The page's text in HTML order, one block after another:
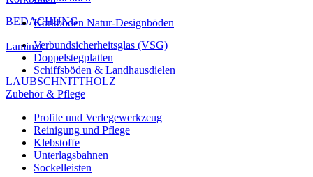
BEDACHUNG
Verbundsicherheitsglas (VSG)
Doppelstegplatten
LAUBSCHNITTHOLZ
Korkböden Natur-Designböden
Laminat
Schiffsböden & Landhausdielen
Zubehör & Pflege
Profile und Verlegewerkzeug
Reinigung und Pflege
Klebstoffe
Unterlagsbahnen
Sockelleisten